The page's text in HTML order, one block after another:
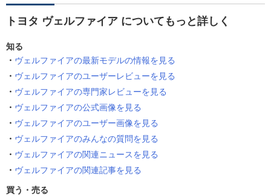
トヨタ ヴェルファイア についてもっと詳しく
知る
ヴェルファイアの最新モデルの情報を見る
ヴェルファイアのユーザーレビューを見る
ヴェルファイアの専門家レビューを見る
ヴェルファイアの公式画像を見る
ヴェルファイアのユーザー画像を見る
ヴェルファイアのみんなの質問を見る
ヴェルファイアの関連ニュースを見る
ヴェルファイアの関連記事を見る
買う・売る